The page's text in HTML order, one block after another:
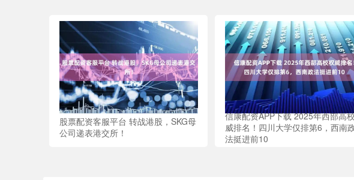
股票配资客服平台 转战港股，SKG母
公司递表港交所！
信康配资APP下载 2025年西部高
威排名！四川大学仅排第6，西南
法挺进前10